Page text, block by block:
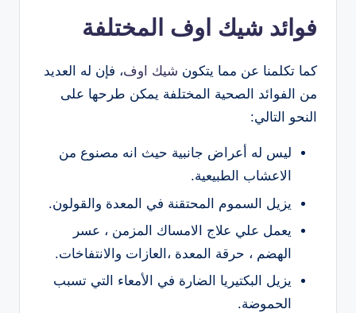
فوائد شيك اوف المختلفة
كما تكلمنا عن مما يتكون شيك اوف، فإن له العديد
من الفوائد الصحية المختلفة يمكن طرحها على
النحو التالي:
ليس له أعراض جانبية حيث انه مصنوع من
الاعشاب الطبيعية.
يزيل السموم المحتقنة في المعدة والقولون.
يعمل علي علاج الامساك المزمن ، عسر
الهضم ، حرقة المعدة ،العازات والانتفاخات.
يزيل البكتيريا الضارة في الأمعاء التي تسبب
الحموضة.